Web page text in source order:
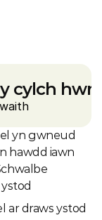
cylch hwn
yn gwneud
hawdd iawn
draws ystod